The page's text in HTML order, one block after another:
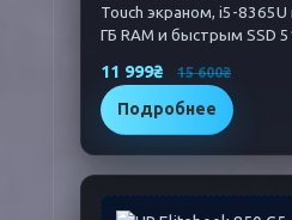
Touch экраном, i5-
ГБ RAM и быстрым SSD
11 999₴ 15 600₴
Подробнее